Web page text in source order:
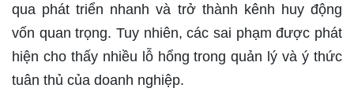
qua phát triển nhanh và trở thành kênh huy động
vốn quan trọng. Tuy nhiên, các sai phạm được phát
hiện cho thấy nhiều lỗ hổng trong quản lý và ý thức
tuân thủ của doanh nghiệp.